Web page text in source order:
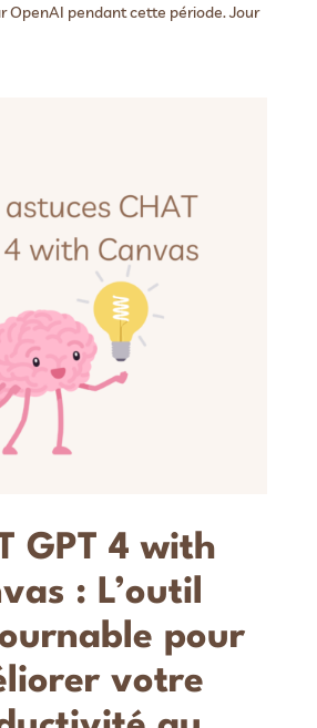
OpenAI pendant cette période. Jour
GPT 4 with
: L’outil
pour
votre